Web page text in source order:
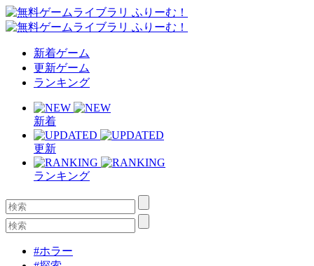
新着ゲーム
更新ゲーム
ランキング
新着
更新
ランキング
#ホラー